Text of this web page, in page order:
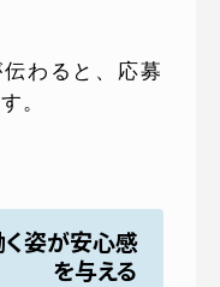
わると、応募
。
姿が安心感
を与える